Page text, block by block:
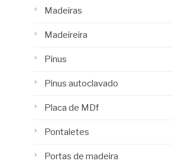
Madeiras
Madeireira
Pinus
Pinus autoclavado
Placa de MDf
Pontaletes
Portas de madeira